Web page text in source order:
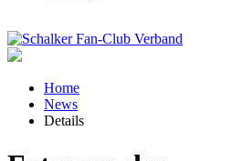
Home
News
Details